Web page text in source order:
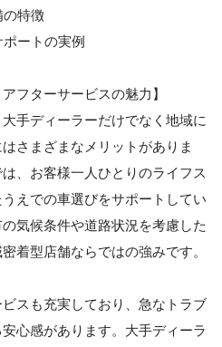
の特徴
ートの実例
フターサービスの魅力】
手ディーラーだけでなく地域に
さまざまなメリットがありま
、お客様一人ひとりのライフス
えでの車選びをサポートしてい
気候条件や道路状況を考慮した
着型店舗ならではの強みです。
スも充実しており、急なトラブ
心感があります。大手ディーラ